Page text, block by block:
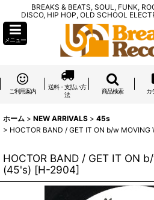
BREAKS & BEATS, SOUL, FUNK,
DISCO, HIP HOP, OLD SCHOOL
メニュー
ご利用案内
送料・支払い方
法
商品検索 カ
ホーム > NEW ARRIVALS > 45s
> HOCTOR BAND / GET IT ON b/w MOVING
HOCTOR BAND / GET IT ON
(45's) [H-2904]